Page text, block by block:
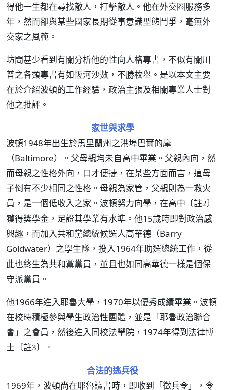
得他一生都在尋找敵人，打擊敵人。他在外交圈服務多
年，然而卻與某些國家長期從事意識型態鬥爭，毫無外
交家之風範。
坊間甚少看到有關分析他的性向人格專書，不似有關川
普之各類專書有如恆河沙數，不勝枚舉。是以本文主要
在於介紹波頓的工作經驗，政治主張及相關專業人士對
他之批評。
家世與求學
波頓1948年出生於馬里蘭州之港埠巴爾的摩
（Baltimore）。父母親均未自高中畢業。父親內向，然
而母親之性格外向，口才便捷，在某些方面而言，這母
子倒有不少相同之性格。母親為家管，父親則為一救火
員，是一個低收入之家。波頓努力向學，在高中 〔註2〕
獲得獎學金，足證其學業有水準。他15歲時即對政治感
興趣，而加入共和黨總統候選人高華德（Barry
Goldwater）之學生隊，投入1964年助選總統工作，從
此也終生為共和黨黨員，並且也如同高華德一樣是個保
守派黨員。
他1966年進入耶魯大學，1970年以優秀成績畢業。波頓
在校時積極參與學生政治性團體，並是「耶魯政治聯合
會」之會員，然後進入同校法學院，1974年得到法律博
士 〔註3〕 。
合法的逃兵役
1969年，波頓尚在耶魯讀書時，即收到「徵兵令」，令